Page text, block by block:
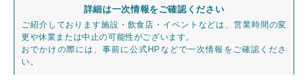
詳細は一次情報をご確認ください
ご紹介しております施設・飲食店・イベントなどは、営業時間の変
更や休業または中止の可能性がございます。
おでかけの際には、事前に公式HPなどで一次情報をご確認くださ
い。